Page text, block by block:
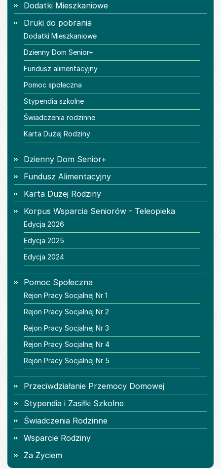
Dodatki Mieszkaniowe
Druki do pobrania
Dodatki Mieszkaniowe
Dzienny Dom Senior+
Fundusz alimentacyjny
Pomoc społeczna
Stypendia szkolne
Świadczenia rodzinne
Karta Dużej Rodziny
Dzienny Dom Senior+
Fundusz Alimentacyjny
Karta Dużej Rodziny
Korpus Wsparcia Seniorów - Teleopieka
Edycja 2026
Edycja 2025
Edycja 2024
Pomoc Społeczna
Rejon Pracy Socjalnej Nr 1
Rejon Pracy Socjalnej Nr 2
Rejon Pracy Socjalnej Nr 3
Rejon Pracy Socjalnej Nr 4
Rejon Pracy Socjalnej Nr 5
Przeciwdziałanie Przemocy Domowej
Stypendia i Zasiłki Szkolne
Świadczenia Rodzinne
Wsparcie Rodziny
Za Życiem